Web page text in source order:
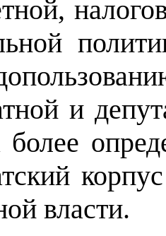
и
более
власти.